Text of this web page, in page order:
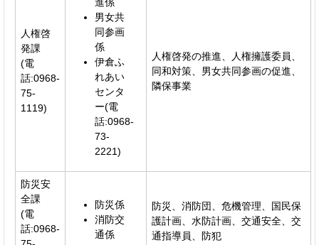
人権啓
発課
(電
話:0968-
75-
1119)
進係
男女共
同参画
係
伊倉ふ
れあい
センタ
ー(電
話:0968-
73-
2221)
人権啓発の推進、人権擁護委員、
同和対策、男女共同参画の促進、
隣保事業
防災安
全課
(電
話:0968-
防災係
消防交
通係
防災、消防団、危機管理、国民保
護計画、水防計画、交通安全、交
通指導員、防犯